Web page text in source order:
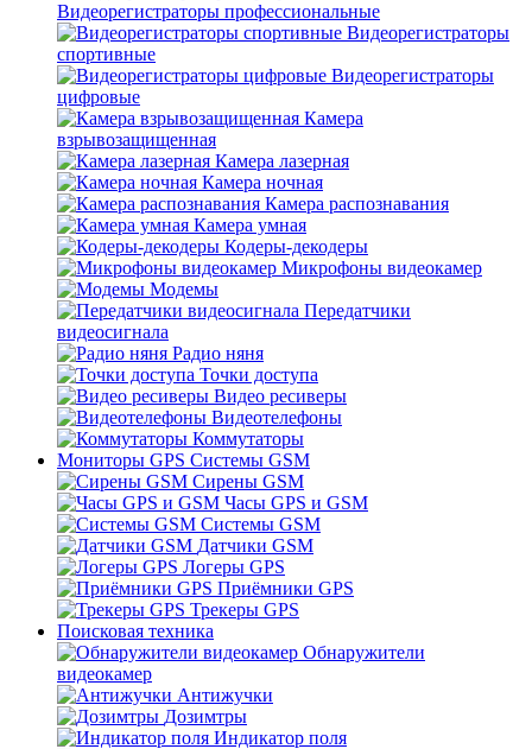
Видеорегистраторы профессиональные
Видеорегистраторы
спортивные
Видеорегистраторы
цифровые
Камера
взрывозащищенная
Камера лазерная
Камера ночная
Камера распознавания
Камера умная
Кодеры-декодеры
Микрофоны видеокамер
Модемы
Передатчики
видеосигнала
Радио няня
Точки доступа
Видео ресиверы
Видеотелефоны
Коммутаторы
Мониторы GPS Системы GSM
Сирены GSM
Часы GPS и GSM
Системы GSM
Датчики GSM
Логеры GPS
Приёмники GPS
Трекеры GPS
Поисковая техника
Обнаружители
видеокамер
Антижучки
Дозимтры
Индикатор поля